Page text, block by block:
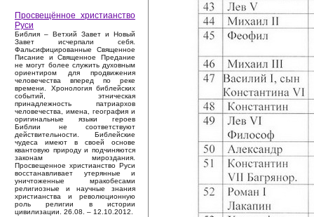
Просвещённое христианство
Руси
Библия – Ветхий Завет и Новый
Завет исчерпали себя.
Фальсифицированные Священное
Писание и Священное Предание
не могут более служить духовным
ориентиром для продвижения
человечества вперед по реке
времени. Хронология библейских
событий, этническая
принадлежность патриархов
человечества, имена, география и
оригинальные языки героев
Библии не соответствуют
действительности. Библейские
чудеса имеют в своей основе
квантовую природу и подчиняются
законам мироздания.
Просвещенное христианство Руси
восстанавливает утерянные и
уничтоженные мракобесами
религиозные и научные знания
христианства и революционную
роль религии в истории
цивилизации. 26.08. – 12.10.2012.